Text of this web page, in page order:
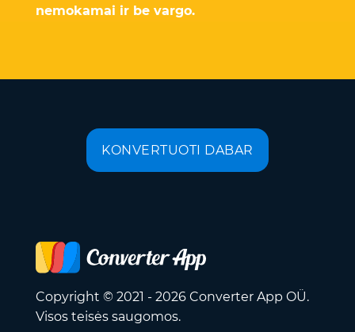
nemokamai ir be vargo.
KONVERTUOTI DABAR
Copyright © 2021 - 2026 Converter App OÜ.
Visos teisės saugomos.